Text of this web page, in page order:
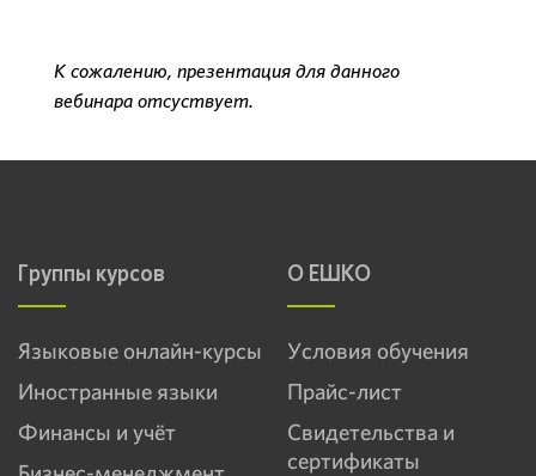
К сожалению, презентация для данного
вебинара отсуствует.
Группы курсов
Языковые онлайн-курсы
Иностранные языки
Финансы и учёт
О ЕШКО
Условия обучения
Прайс-лист
Свидетельства и
сертификаты